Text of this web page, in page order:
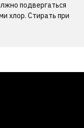
подвергаться
хлор. Стирать при